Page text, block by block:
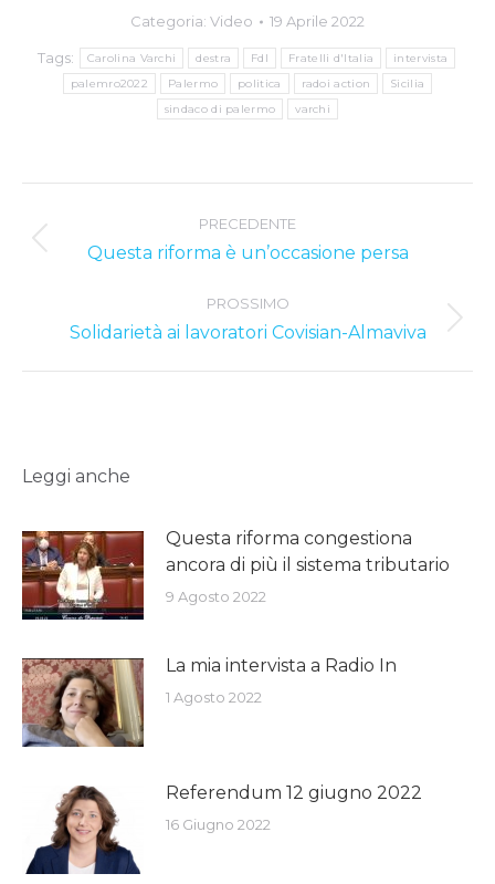
Categoria: Video 19 Aprile 2022
Tags: Carolina Varchi destra FdI Fratelli d'Italia
intervista
palemro2022
Palermo politica radoi action
Sicilia
sindaco di palermo
varchi
navigation
PRECEDENTE
Previous
Questa riforma è un’occasione persa
PROSSIMO
Next
Solidarietà ai lavoratori Covisian-Almaviva
Leggi anche
Questa riforma congestiona
ancora di più il sistema tributario
9 Agosto 2022
La mia intervista a Radio In
1 Agosto 2022
Referendum 12 giugno 2022
16 Giugno 2022